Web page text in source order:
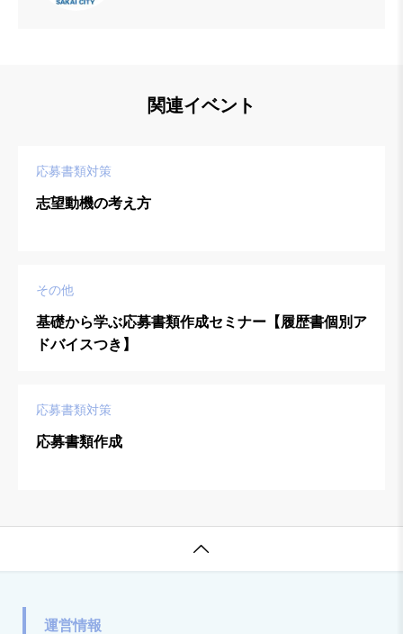
関連イベント
応募書類対策
志望動機の考え方
その他
基礎から学ぶ応募書類作成セミナー【履歴書個別ア
ドバイスつき】
応募書類対策
応募書類作成

運営情報